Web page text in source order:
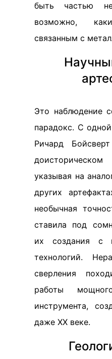
быть частью
возможно,
связанным с
Это наблюдение
парадокс. С
Ричард
указывая на
других
необычная
ставила под
их создания с
технологий.
сверления
работы
инструмента,
даже XX веке.